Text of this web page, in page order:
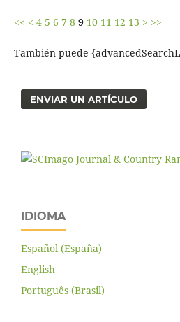
<< < 4 5 6 7 8 9 10 11 12 13 > >>
También puede
ENVIAR UN ARTÍCULO
IDIOMA
Español (España)
English
Português (Brasil)